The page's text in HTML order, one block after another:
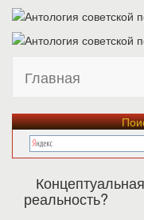
Главная
реальность?